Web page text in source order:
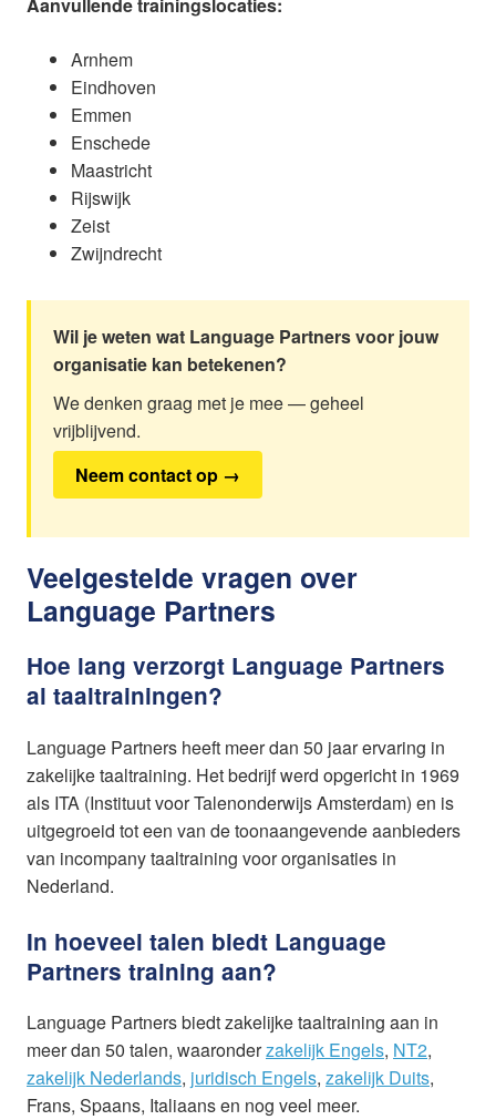
Aanvullende trainingslocaties:
Arnhem
Eindhoven
Emmen
Enschede
Maastricht
Rijswijk
Zeist
Zwijndrecht
Wil je weten wat Language Partners voor jouw
organisatie kan betekenen?
We denken graag met je mee — geheel
vrijblijvend.
Neem contact op →
Veelgestelde vragen over
Language Partners
Hoe lang verzorgt Language Partners
al taaltrainingen?
Language Partners heeft meer dan 50 jaar ervaring in
zakelijke taaltraining. Het bedrijf werd opgericht in 1969
als ITA (Instituut voor Talenonderwijs Amsterdam) en is
uitgegroeid tot een van de toonaangevende aanbieders
van incompany taaltraining voor organisaties in
Nederland.
In hoeveel talen biedt Language
Partners training aan?
Language Partners biedt zakelijke taaltraining aan in
meer dan 50 talen, waaronderzakelijk Engels, NT2,
zakelijk Nederlands, juridisch Engels, zakelijk Duits,
Frans, Spaans, Italiaans en nog veel meer.